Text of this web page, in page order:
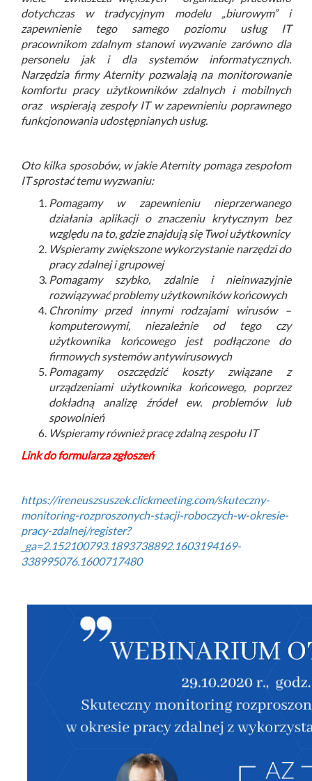
dotychczas w tradycyjnym modelu „biurowym” i
zapewnienie tego samego poziomu usług IT
pracownikom zdalnym stanowi wyzwanie zarówno dla
personelu jak i dla systemów informatycznych.
Narzędzia firmy Aternity pozwalają na monitorowanie
komfortu pracy użytkowników zdalnych i mobilnych
oraz wspierają zespoły IT w zapewnieniu poprawnego
funkcjonowania udostępnianych usług.
Oto kilka sposobów, w jakie Aternity pomaga zespołom
IT sprostać temu wyzwaniu:
Pomagamy w zapewnieniu nieprzerwanego
działania aplikacji o znaczeniu krytycznym bez
względu na to, gdzie znajdują się Twoi użytkownicy
Wspieramy zwiększone wykorzystanie narzędzi do
pracy zdalnej i grupowej
Pomagamy szybko, zdalnie i nieinwazyjnie
rozwiązywać problemy użytkowników końcowych
Chronimy przed innymi rodzajami wirusów –
komputerowymi, niezależnie od tego czy
użytkownika końcowego jest podłączone do
firmowych systemów antywirusowych
Pomagamy oszczędzić koszty związane z
urządzeniami użytkownika końcowego, poprzez
dokładną analizę źródeł ew. problemów lub
spowolnień
Wspieramy również pracę zdalną zespołu IT
Link do formularza zgłoszeń
https://ireneuszsuszek.clickmeeting.com/skuteczny-
monitoring-rozproszonych-stacji-roboczych-w-okresie-
pracy-zdalnej/register?
_ga=2.152100793.1893738892.1603194169-
338995076.1600717480